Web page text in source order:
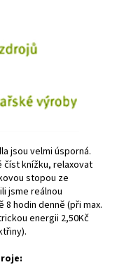
jsou velmi úsporná.
číst knížku, relaxovat
stopou ze
jsme reálnou
hodin denně (při max.
energii 2,50Kč